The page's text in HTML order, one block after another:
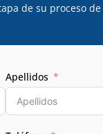
de su proceso
Apellidos